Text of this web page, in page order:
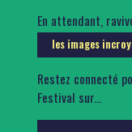
En attendant,
les images
Restez connecté
Festival sur...